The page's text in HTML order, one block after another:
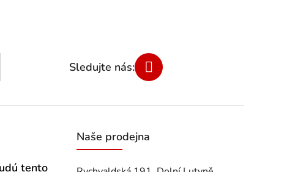
tento
Naše prodejna